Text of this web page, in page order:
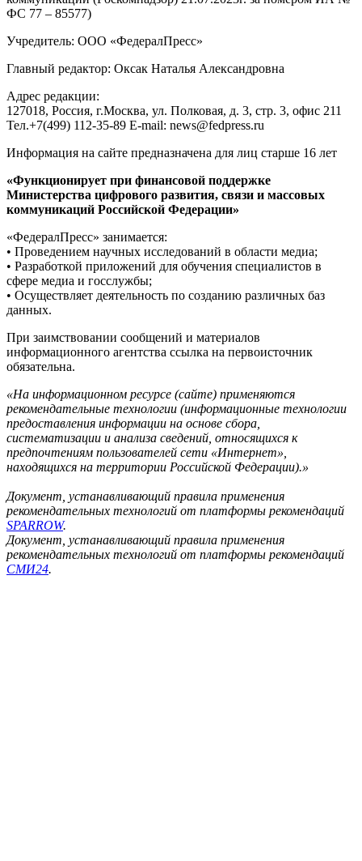
ФС 77 – 85577)
Учредитель: ООО «ФедералПресс»
Главный редактор: Оксак Наталья Александровна
Адрес редакции:
127018, Россия, г.Москва, ул. Полковая, д. 3, стр. 3, офис 211
Тел.+7(499) 112-35-89 E-mail: news@fedpress.ru
Информация на сайте предназначена для лиц старше 16 лет
«Функционирует при финансовой поддержке
Министерства цифрового развития, связи и массовых
коммуникаций Российской Федерации»
«ФедералПресс» занимается:
• Проведением научных исследований в области медиа;
• Разработкой приложений для обучения специалистов в
сфере медиа и госслужбы;
• Осуществляет деятельность по созданию различных баз
данных.
При заимствовании сообщений и материалов
информационного агентства ссылка на первоисточник
обязательна.
«На информационном ресурсе (сайте) применяются
рекомендательные технологии (информационные технологии
предоставления информации на основе сбора,
систематизации и анализа сведений, относящихся к
предпочтениям пользователей сети «Интернет»,
находящихся на территории Российской Федерации).»
Документ, устанавливающий правила применения
рекомендательных технологий от платформы рекомендаций
SPARROW.
Документ, устанавливающий правила применения
рекомендательных технологий от платформы рекомендаций
СМИ24.